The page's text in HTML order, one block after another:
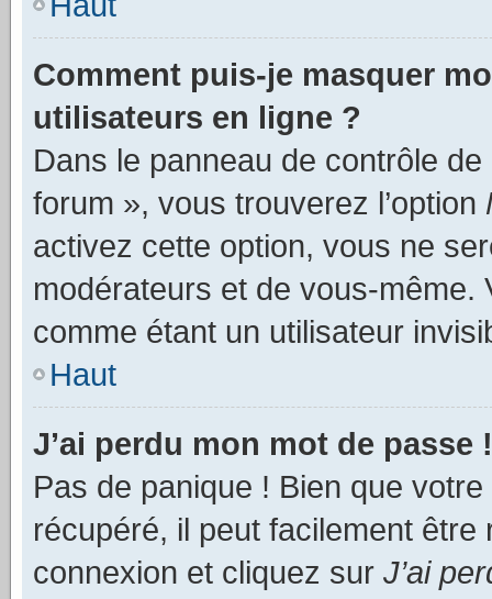
Comment puis-je masquer
utilisateurs en ligne ?
Dans le panneau de contrôle
forum », vous trouverez l’option
activez cette option, vous ne
modérateurs et de vous-
comme étant un utilisateur
Haut
J’ai perdu mon mot de passe !
Pas de panique ! Bien que
récupéré, il peut facilement
connexion et cliquez sur J’ai